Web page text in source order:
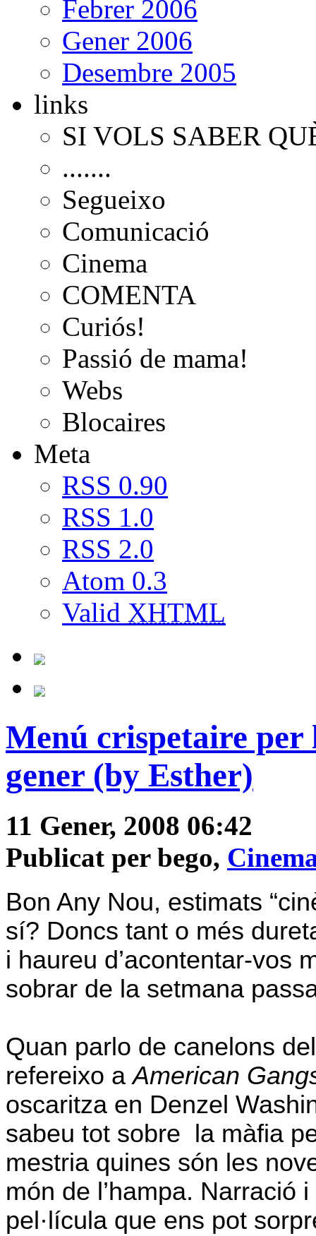
Febrer 2006
Gener 2006
Desembre 2005
links
SI VOLS SABER
.......
Segueixo
Comunicació
Cinema
COMENTA
Curiós!
Passió de mama!
Webs
Blocaires
Meta
RSS 0.90
RSS 1.0
RSS 2.0
Atom 0.3
Valid XHTML
Menú crispetaire per
gener (by Esther)
11 Gener, 2008 06:42
Publicat per bego,
Bon Any Nou, estimats
sí? Doncs tant o més
i haureu d’acontentar-vos
sobrar de la setmana
Quan parlo de canelons
refereixo aAmerican
oscaritza en Denzel
sabeu tot sobre
la màfia
mestria quines són les
món de l’hampa. Narració
pel·lícula que ens pot